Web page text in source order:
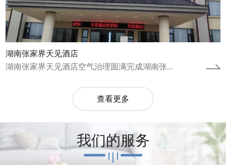
湖南张家界天见酒店
湖南张家界天见酒店空气治理圆满完成湖南张...
查看更多
我们的服务